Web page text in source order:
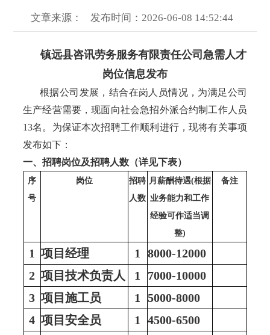
文章来源： 发布时间：2026-06-08 14:52:44
镇远县咨讯劳务服务有限责任公司 急需人才
岗位信息发布
根据公司发展，结合在岗人员情况，为满足公司
生产经营需要，现面向社会急招外派合约制工作人员
13名。为保证本次招聘工作顺利进行，现将有关事项
发布如下：
一、招聘岗位及招聘人数（详见下表）
序
号
岗位
招聘
人数
月薪酬待遇(根据
业务能力和工作
经验可作适当调
整)
备注
1 项目经理 1
8000-12000
2 项目技术负责人 1
7000-10000
3 项目施工员 1
5000-8000
4 项目安全员 1
4500-6500